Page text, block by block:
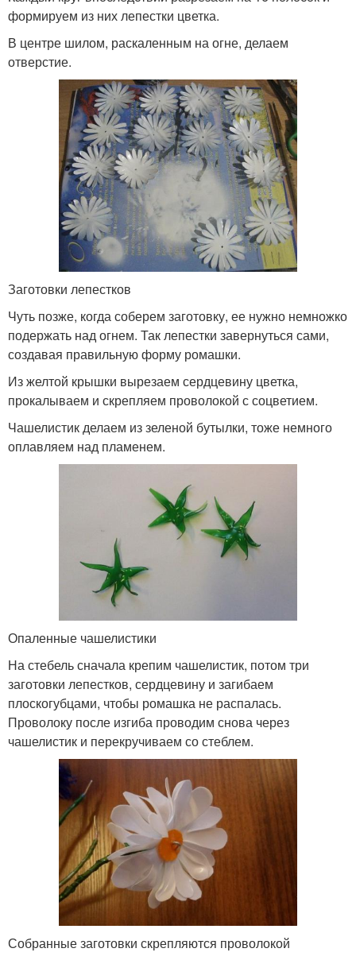
формируем из них лепестки цветка.
В центре шилом, раскаленным на огне, делаем
отверстие.
Заготовки лепестков
Чуть позже, когда соберем заготовку, ее нужно немножко
подержать над огнем. Так лепестки завернуться сами,
создавая правильную форму ромашки.
Из желтой крышки вырезаем сердцевину цветка,
прокалываем и скрепляем проволокой с соцветием.
Чашелистик делаем из зеленой бутылки, тоже немного
оплавляем над пламенем.
Опаленные чашелистики
На стебель сначала крепим чашелистик, потом три
заготовки лепестков, сердцевину и загибаем
плоскогубцами, чтобы ромашка не распалась.
Проволоку после изгиба проводим снова через
чашелистик и перекручиваем со стеблем.
Собранные заготовки скрепляются проволокой